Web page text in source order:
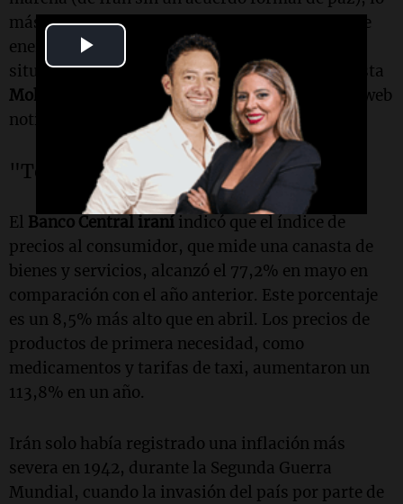
Video
más probable es que veamos algo similar a lo de
enero hacia finales del verano, debido a la
situación económica y social", declaró el analista
Mohsen Jalilvand
en un video difundido por la web
noticiosa iraní
Fararu.
"Tendremos precios más altos"
El Banco Central iraní indicó que el índice de
precios al consumidor, que mide una canasta de
bienes y servicios, alcanzó el 77,2% en mayo en
comparación con el año anterior. Este porcentaje
es un 8,5% más alto que en abril. Los precios de
productos de primera necesidad, como
medicamentos y tarifas de taxi, aumentaron un
113,8% en un año.
Irán solo había registrado una inflación más
severa en 1942, durante la Segunda Guerra
Mundial, cuando la invasión del país por parte de